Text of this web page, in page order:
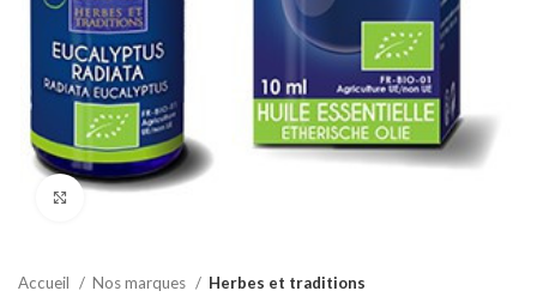
Click to enlarge
Accueil Nos marques Herbes et traditions